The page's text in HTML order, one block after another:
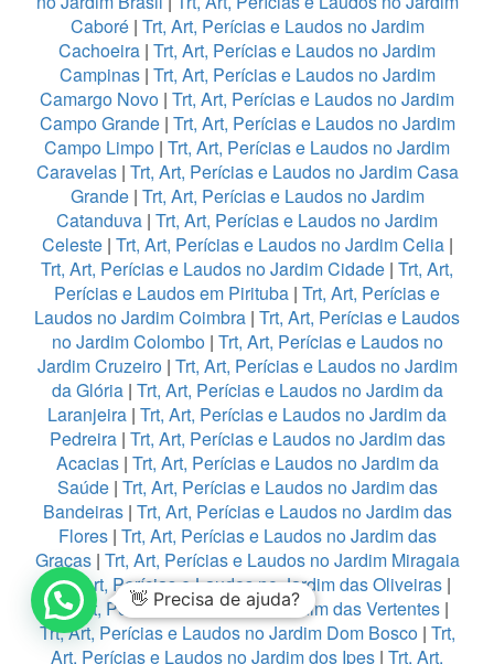
Caboré| Trt, Art, Perícias e Laudos no Jardim
Cachoeira | Trt, Art, Perícias e Laudos no Jardim
Campinas| Trt, Art, Perícias e Laudos no Jardim
Camargo Novo | Trt, Art, Perícias e Laudos no Jardim
Campo Grande| Trt, Art, Perícias e Laudos no Jardim
Campo Limpo | Trt, Art, Perícias e Laudos no Jardim
Caravelas| Trt, Art, Perícias e Laudos no Jardim Casa
Grande| Trt, Art, Perícias e Laudos no Jardim
Catanduva | Trt, Art, Perícias e Laudos no Jardim
Celeste| Trt, Art, Perícias e Laudos no Jardim Celia|
Trt, Art, Perícias e Laudos no Jardim Cidade | Trt, Art,
Perícias e Laudos em Pirituba | Trt, Art, Perícias e
Laudos no Jardim Coimbra | Trt, Art, Perícias e Laudos
no Jardim Colombo| Trt, Art, Perícias e Laudos no
Jardim Cruzeiro| Trt, Art, Perícias e Laudos no Jardim
da Glória| Trt, Art, Perícias e Laudos no Jardim da
Laranjeira | Trt, Art, Perícias e Laudos no Jardim da
Pedreira| Trt, Art, Perícias e Laudos no Jardim das
Acacias| Trt, Art, Perícias e Laudos no Jardim da
Saúde| Trt, Art, Perícias e Laudos no Jardim das
Bandeiras| Trt, Art, Perícias e Laudos no Jardim das
Flores| Trt, Art, Perícias e Laudos no Jardim das
Graças| Trt, Art, Perícias e Laudos no Jardim Miragaia
|Trt, Art, Perícias e Laudos no Jardim das Oliveiras|
Trt, Art, Perícias e Laudos no Jardim das Vertentes|
Trt, Art, Perícias e Laudos no Jardim Dom Bosco| Trt,
Art, Perícias e Laudos no Jardim dos Ipes | Trt, Art,
👋 Precisa de ajuda?